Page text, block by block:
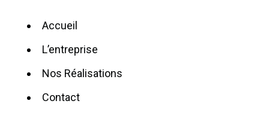
Accueil
L’entreprise
Nos Réalisations
Contact